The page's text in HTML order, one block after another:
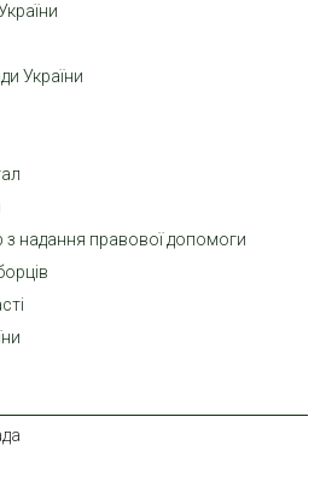
України
з надання правової допомоги